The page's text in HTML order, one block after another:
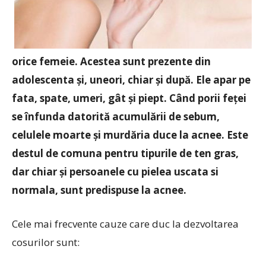
orice femeie. Acestea sunt prezente din
adolescenta și, uneori, chiar și după. Ele apar pe
fata, spate, umeri, gât și piept. Când porii feței
se înfunda datorită acumulării de sebum,
celulele moarte și murdăria duce la acnee. Este
destul de comuna pentru tipurile de ten gras,
dar chiar și persoanele cu pielea uscata si
normala, sunt predispuse la acnee.
Cele mai frecvente cauze care duc la dezvoltarea
cosurilor sunt: